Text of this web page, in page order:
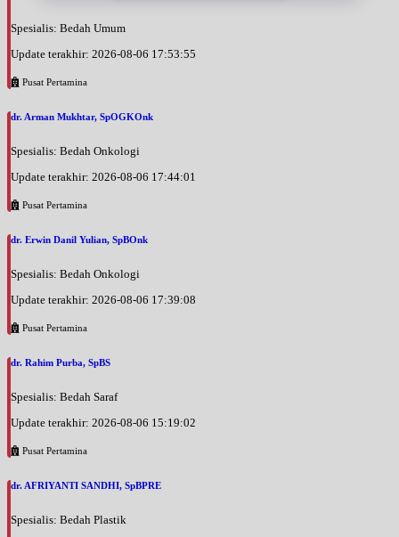
Spesialis: Bedah Umum
Update terakhir: 2026-08-06 17:53:55
Pusat Pertamina
dr. Arman Mukhtar, SpOGKOnk
Spesialis: Bedah Onkologi
Update terakhir: 2026-08-06 17:44:01
Pusat Pertamina
dr. Erwin Danil Yulian, SpBOnk
Spesialis: Bedah Onkologi
Update terakhir: 2026-08-06 17:39:08
Pusat Pertamina
dr. Rahim Purba, SpBS
Spesialis: Bedah Saraf
Update terakhir: 2026-08-06 15:19:02
Pusat Pertamina
dr. AFRIYANTI SANDHI, SpBPRE
Spesialis: Bedah Plastik